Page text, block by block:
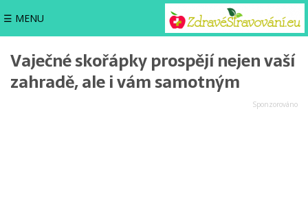
☰ MENU
Vaječné skořápky prospějí nejen vaší
zahradě, ale i vám samotným